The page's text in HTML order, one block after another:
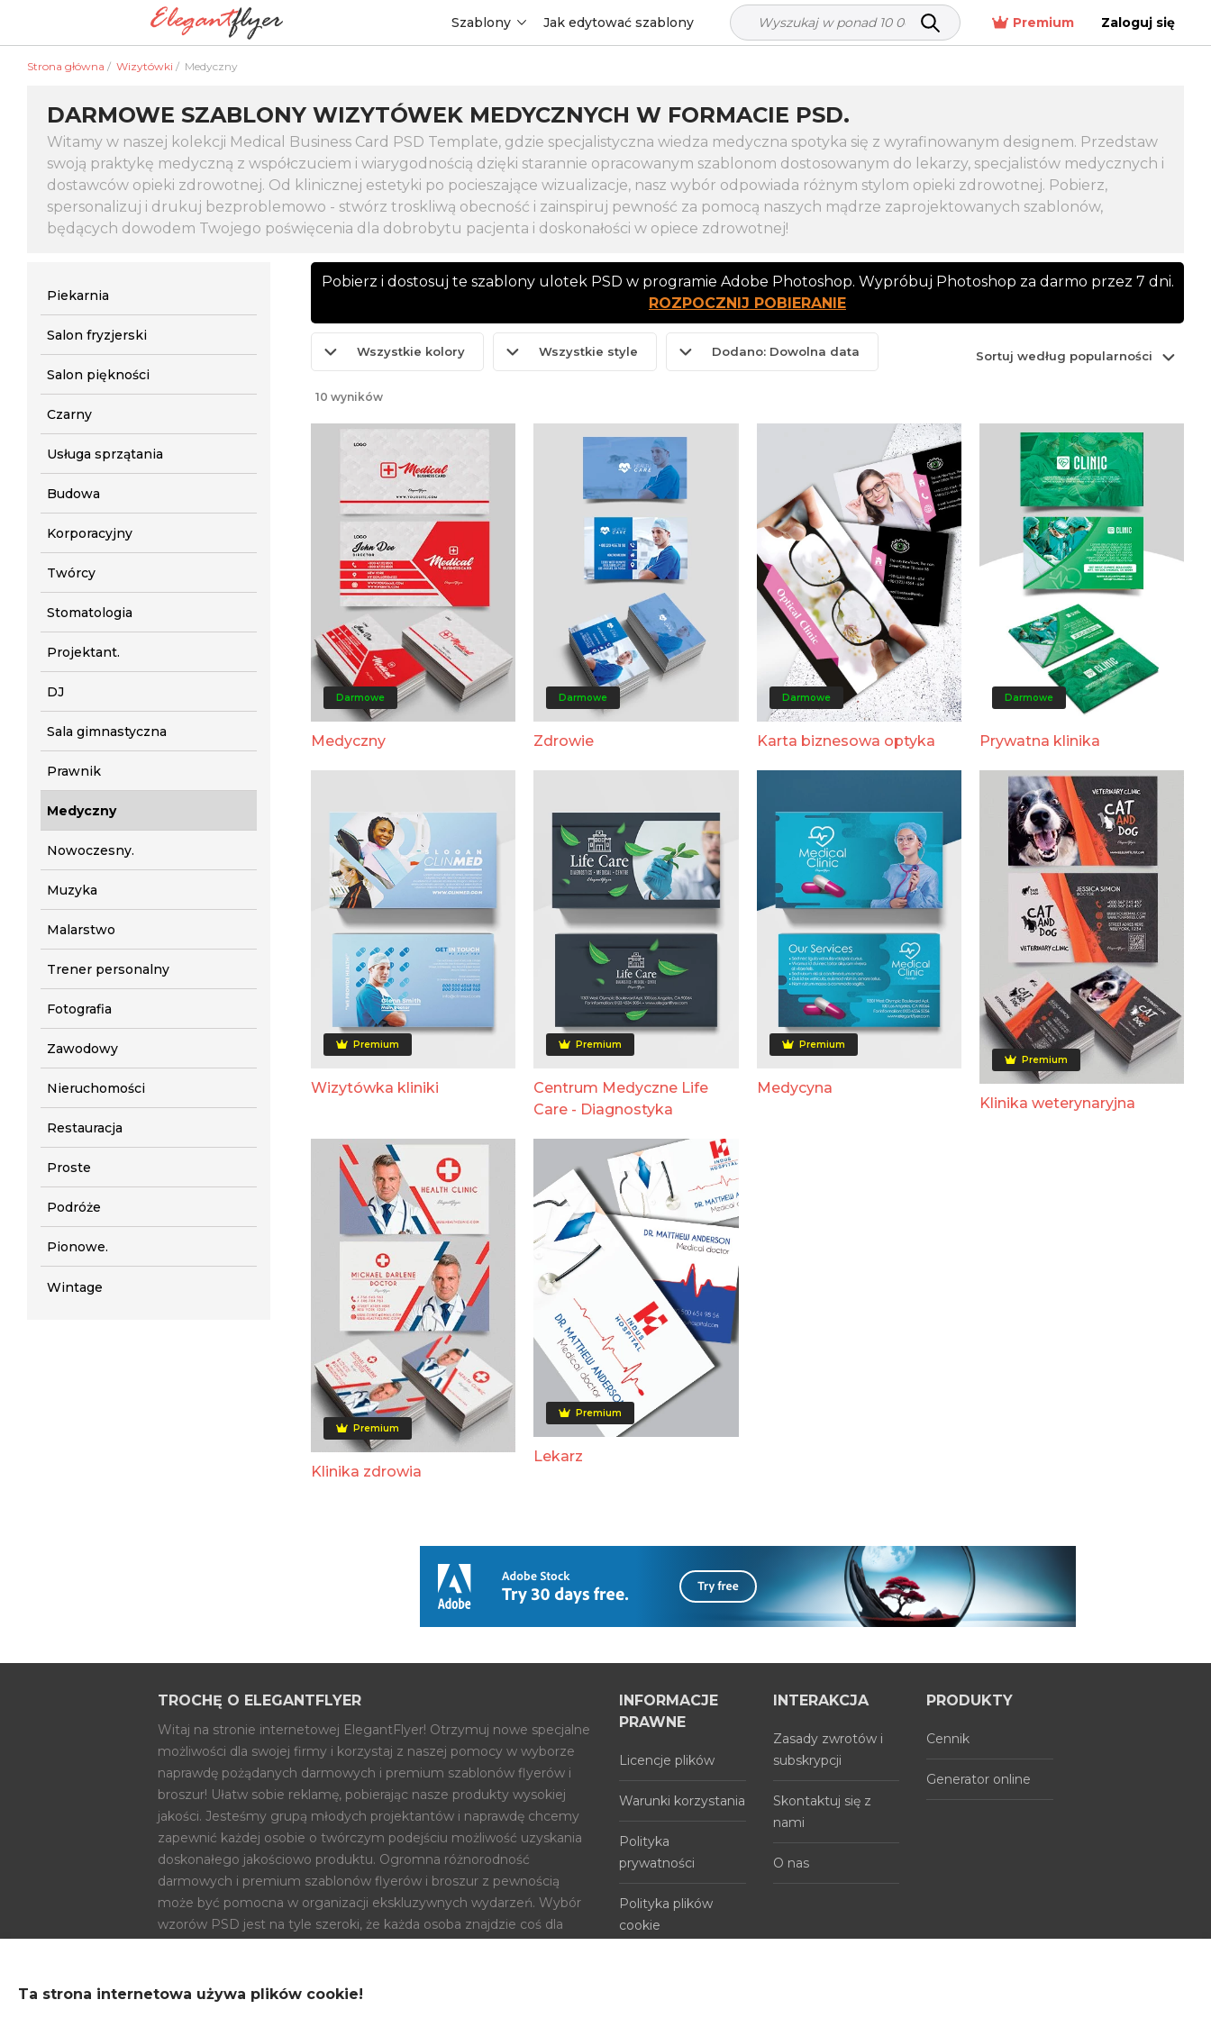
Szablony Jak edytować szablony Premium Zaloguj się
Strona główna / Wizytówki / Medyczny
DARMOWE SZABLONY WIZYTÓWEK MEDYCZNYCH W FORMACIE PSD.
Witamy w naszej kolekcji Medical Business Card PSD Template, gdzie specjalistyczna wiedza medyczna spotyka się z wyrafinowanym designem. Przedstaw
swoją praktykę medyczną z współczuciem i wiarygodnością dzięki starannie opracowanym szablonom dostosowanym do lekarzy, specjalistów medycznych i
dostawców opieki zdrowotnej. Od klinicznej estetyki po pocieszające wizualizacje, nasz wybór odpowiada różnym stylom opieki zdrowotnej. Pobierz,
spersonalizuj i drukuj bezproblemowo - stwórz troskliwą obecność i zainspiruj pewność za pomocą naszych mądrze zaprojektowanych szablonów,
będących dowodem Twojego poświęcenia dla dobrobytu pacjenta i doskonałości w opiece zdrowotnej!
Piekarnia
Salon fryzjerski
Salon piękności
Czarny
Usługa sprzątania
Budowa
Korporacyjny
Twórcy
Stomatologia
Projektant.
DJ
Sala gimnastyczna
Prawnik
Medyczny
Nowoczesny.
Muzyka
Malarstwo
Trener personalny
Fotografia
Zawodowy
Nieruchomości
Restauracja
Proste
Podróże
Pionowe.
Wintage
Pobierz i dostosuj te szablony ulotek PSD w programie Adobe Photoshop. Wypróbuj Photoshop za darmo przez 7 dni.
ROZPOCZNIJ POBIERANIE
Wszystkie kolory Wszystkie style Dodano: Dowolna data Sortuj według popularności
10 wyników
Darmowe
Medyczny
Darmowe
Zdrowie
Darmowe
Karta biznesowa optyka
Darmowe
Prywatna klinika
Premium
Wizytówka kliniki
Premium
Centrum Medyczne Life
Care - Diagnostyka
Premium
Medycyna
Premium
Klinika weterynaryjna
Premium
Klinika zdrowia
Premium
Lekarz
TROCHĘ O ELEGANTFLYER
Witaj na stronie internetowej ElegantFlyer! Otrzymuj nowe specjalne
możliwości dla swojej firmy i korzystaj z naszej pomocy w wyborze
naprawdę pożądanych darmowych i premium szablonów flyerów i
broszur! Ułatw sobie reklamę, pobierając nasze produkty wysokiej
jakości. Jesteśmy grupą młodych projektantów i naprawdę chcemy
zapewnić każdej osobie o twórczym podejściu możliwość uzyskania
doskonałego jakościowo produktu. Ogromna różnorodność
darmowych i premium szablonów flyerów i broszur z pewnością
może być pomocna w organizacji ekskluzywnych wydarzeń. Wybór
wzorów PSD jest na tyle szeroki, że każda osoba znajdzie coś dla
OPCJE PŁATNOŚCI
INFORMACJE
PRAWNE
Licencje plików
Warunki korzystania
Polityka
prywatności
Polityka plików
cookie
INTERAKCJA
Zasady zwrotów i
subskrypcji
Skontaktuj się z
nami
O nas
PRODUKTY
Cennik
Generator online
Ta strona internetowa używa plików cookie!